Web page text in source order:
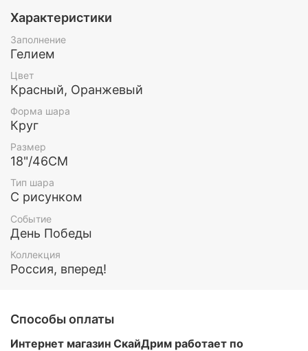
Характеристики
Заполнение
Гелием
Цвет
Красный, Оранжевый
Форма шара
Круг
Размер
18"/46СМ
Тип шара
С рисунком
Событие
День Победы
Коллекция
Россия, вперед!
Способы оплаты
Интернет магазин СкайДрим работает по